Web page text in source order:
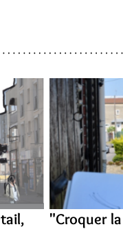
"Croquer